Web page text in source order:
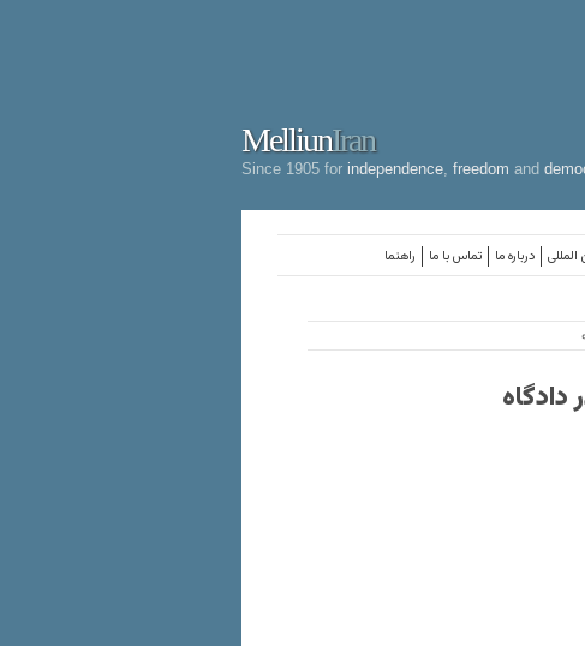
MelliunIran
Since 1905 for independence freedom and
راهنما تماس با ما درباره ما المللی